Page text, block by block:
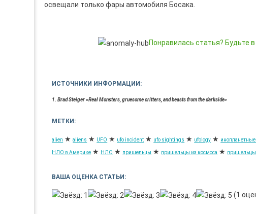
освещали только фары автомобиля Босака.
Понравилась статья? Будьте
ИСТОЧНИКИ ИНФОРМАЦИИ:
1. Brad Steiger «Real Monsters, gruesome critters, and beasts from the darkside»
МЕТКИ:
alien ★aliens ★ UFO ★ ufo incident ★ ufo sightings ★ ufology ★
НЛО в Америке ★ НЛО ★ пришельцы ★ пришельцы из космоса ★
ВАША ОЦЕНКА СТАТЬИ:
(1